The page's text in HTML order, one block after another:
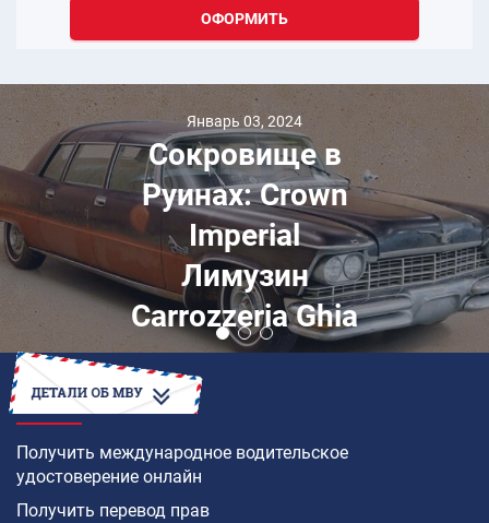
ОФОРМИТЬ
Январь 03, 2024
Сокровище в
Руинах: Crown
Imperial
Лимузин
Carrozzeria Ghia
КАК
Получить международное водительское
удостоверение онлайн
Получить перевод прав